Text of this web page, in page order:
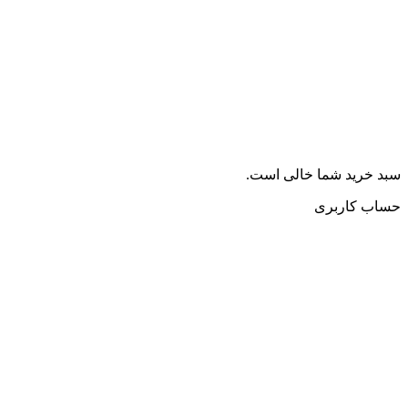
سبد خرید شما خالی است.
حساب کاربری